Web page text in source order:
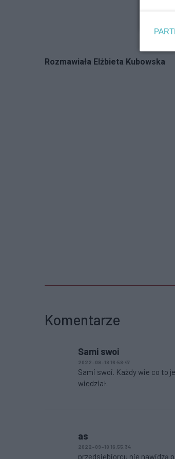
Rozmawiała Elżbieta Kubowska
Komentarze
Sami swoi
2022-09-18 16:58:47
Sami swoi. Każdy wie co to
wiedział.
as
2022-09-18 16:55:34
przedsiębiorcu nie nawidzą